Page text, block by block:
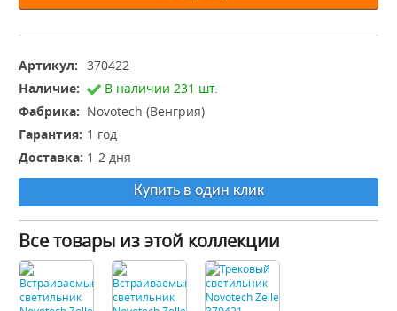
Артикул: 370422
Наличие:
В наличии 231 шт.
Фабрика: Novotech (Венгрия)
Гарантия: 1 год
Доставка: 1-2 дня
Купить в один клик
Все товары из этой коллекции